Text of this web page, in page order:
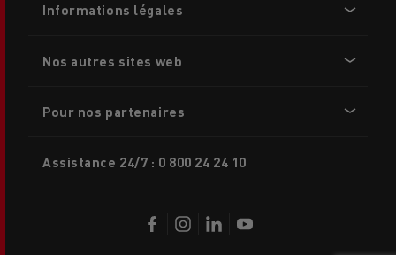
menu
Informations légales
Nos autres sites web
Pour nos partenaires
Assistance 24/7 : 0 800 24 24 10